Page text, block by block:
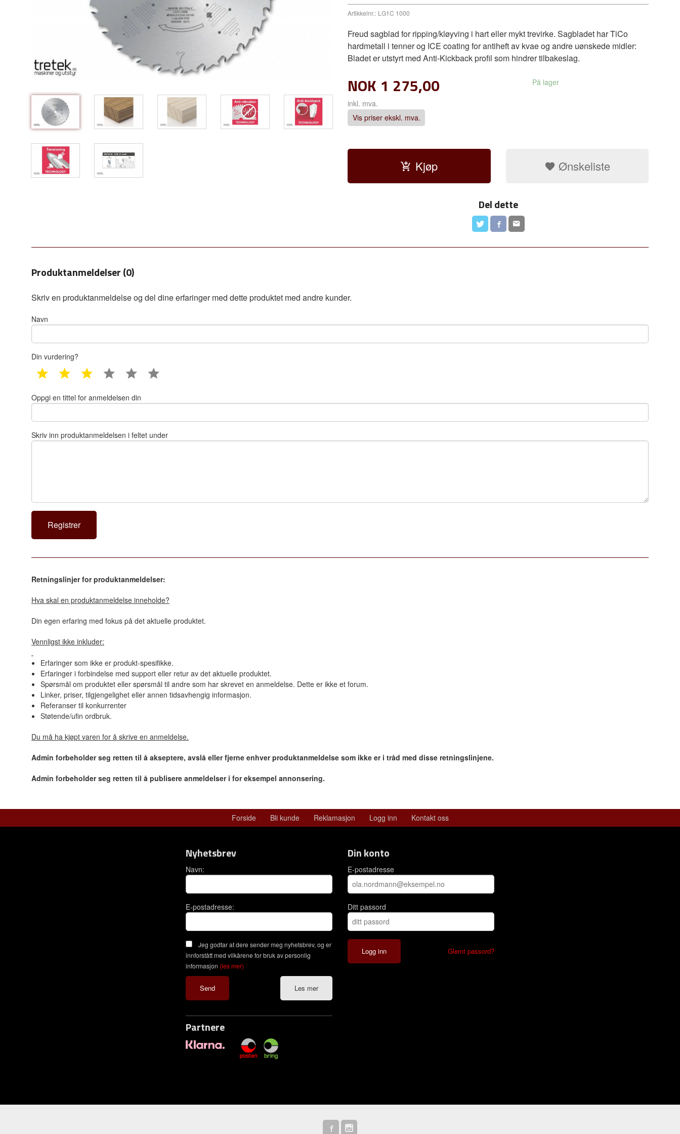
Artikkelnr.: LG1C 1000
Freud sagblad for ripping/kløyving i hart eller mykt trevirke. Sagbladet har TiCo
hardmetall i tenner og ICE coating for antiheft av kvae og andre uønskede midler:
Bladet er utstyrt med Anti-Kickback profil som hindrer tilbakeslag.
NOK 1 275,00
inkl. mva.
Vis priser ekskl. mva.
På lager
Kjøp Ønskeliste
Del dette
Produktanmeldelser (0)
Skriv en produktanmeldelse og del dine erfaringer med dette produktet med andre kunder.
Navn
Din vurdering?
1 star 2 star 3 star 4 star 5 star
Oppgi en tittel for anmeldelsen din
Skriv inn produktanmeldelsen i feltet under
Retningslinjer for produktanmeldelser:
Hva skal en produktanmeldelse inneholde?
Din egen erfaring med fokus på det aktuelle produktet.
Vennligst ikke inkluder:
Erfaringer som ikke er produkt-spesifikke.
Erfaringer i forbindelse med support eller retur av det aktuelle produktet.
Spørsmål om produktet eller spørsmål til andre som har skrevet en anmeldelse. Dette er ikke et forum.
Linker, priser, tilgjengelighet eller annen tidsavhengig informasjon.
Referanser til konkurrenter
Støtende/ufin ordbruk.
Du må ha kjøpt varen for å skrive en anmeldelse.
Admin forbeholder seg retten til å akseptere, avslå eller fjerne enhver produktanmeldelse som ikke er i tråd med disse retningslinjene.
Admin forbeholder seg retten til å publisere anmeldelser i for eksempel annonsering.
Forside Bli kunde Reklamasjon Logg inn Kontakt oss
Nyhetsbrev
Navn:
E-postadresse:
Jeg godtar at dere sender meg nyhetsbrev, og er
innforstått med vilkårene for bruk av personlig
informasjon (les mer)
Les mer
Partnere
Din konto
E-postadresse
Ditt passord
Glemt passord?